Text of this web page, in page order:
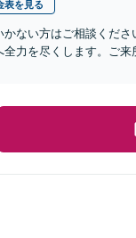
表を見る
かない方はご相談くだ
力を尽くします。ご